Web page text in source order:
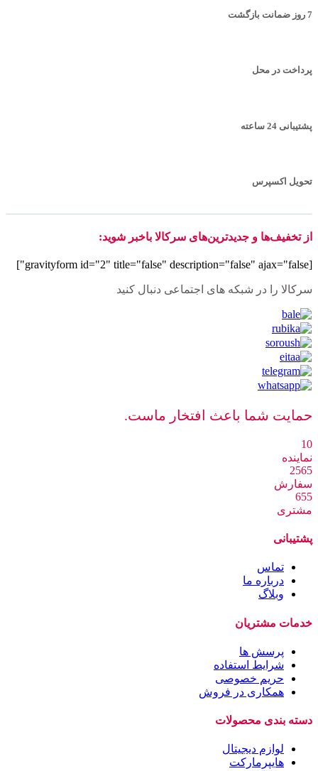
7 روز ضمانت بازگشت
پرداخت در محل
پشتیبانی 24 ساعته
تحویل اکسپرس
از تخفیف‌ها و جدیدترین‌های سرکالا باخبر شوید:
[gravityform id="2" title="false" description="false" ajax="false"]
سرکالا را در شبکه های اجتماعی دنبال کنید
حمایت شما باعث افتخار ماست.
10
نماینده
2565
سفارش
655
مشتری
پشتیبانی
تماس
درباره ما
وبلاگ
خدمات مشتریان
پرسش ها
شرایط استفاده
حریم خصوصی
همکاری در فروش
دسته بندی محصولات
لوازم دیجیتال
هایپرمارکت